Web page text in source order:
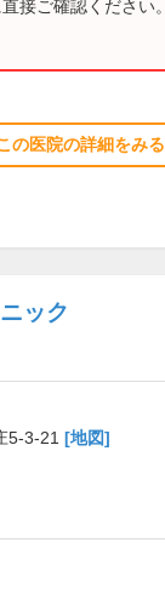
接ご確認ください。
の医院の詳細をみる
ック
5-3-21 [地図]